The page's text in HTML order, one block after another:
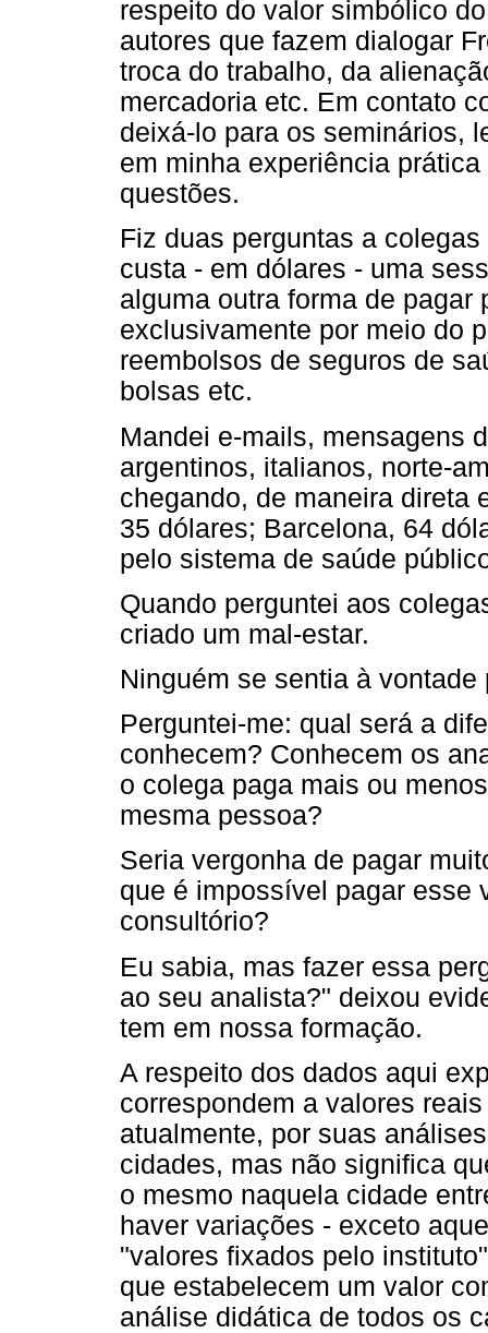
respeito do valor simbólico
autores que fazem dialogar
troca do trabalho, da
mercadoria etc. Em contato
deixá-lo para os seminários,
em minha experiência
questões.
Fiz duas perguntas a
custa - em dólares - uma
alguma outra forma de
exclusivamente por meio do
reembolsos de seguros de
bolsas etc.
Mandei e-mails, mensagens
argentinos, italianos, norte-
chegando, de maneira direta
35 dólares; Barcelona, 64
pelo sistema de saúde
Quando perguntei aos
criado um mal-estar.
Ninguém se sentia à vontade
Perguntei-me: qual será a
conhecem? Conhecem os
o colega paga mais ou
mesma pessoa?
Seria vergonha de pagar
que é impossível pagar esse
consultório?
Eu sabia, mas fazer essa
ao seu analista?" deixou
tem em nossa formação.
A respeito dos dados aqui
correspondem a valores
atualmente, por suas
cidades, mas não significa
o mesmo naquela cidade
haver variações - exceto
"valores fixados pelo
que estabelecem um valor
análise didática de todos os